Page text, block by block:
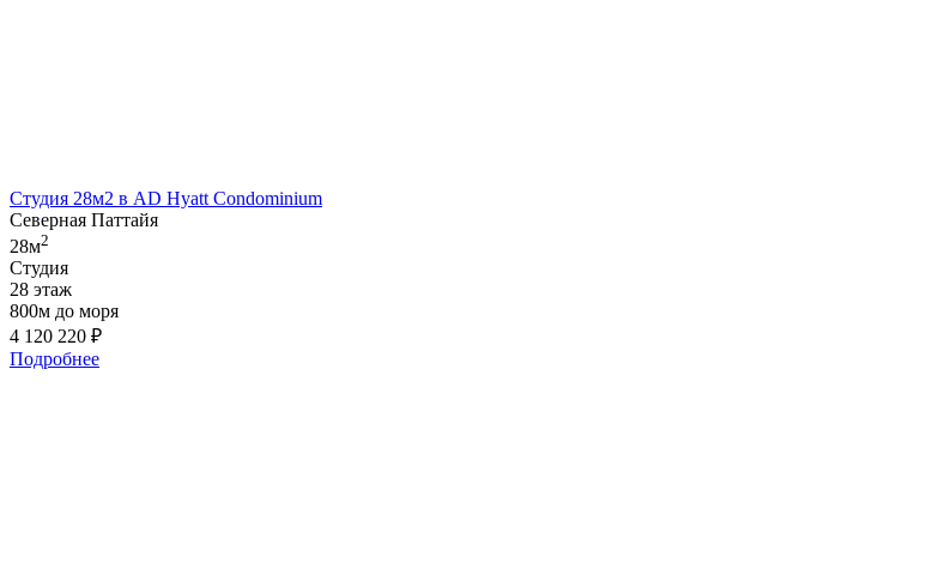
Студия 28м2 в AD Hyatt Condominium
Северная Паттайя
28м2
Студия
28 этаж
800м до моря
4 120 220 ₽
Подробнее